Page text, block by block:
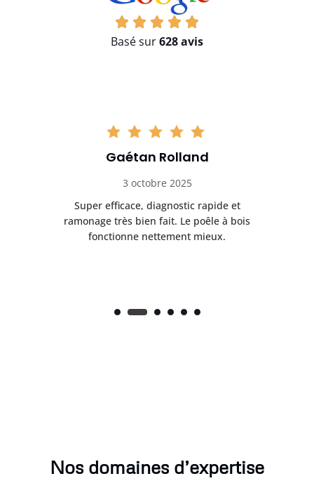
Basé sur628 avis
Gaétan Rolland
3 octobre 2025
Super efficace, diagnostic rapide et
ramonage très bien fait. Le poêle à bois
fonctionne nettement mieux.
Nos domaines d’expertise